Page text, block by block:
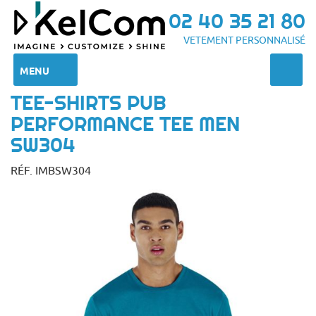
02 40 35 21 80
VETEMENT PERSONNALISÉ
MENU
TEE-SHIRTS PUB
PERFORMANCE TEE MEN
SW304
RÉF. IMBSW304